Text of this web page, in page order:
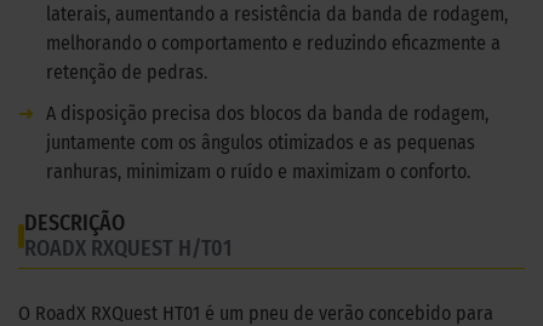
laterais, aumentando a resistência da banda de rodagem,
melhorando o comportamento e reduzindo eficazmente a
retenção de pedras.
➜ A disposição precisa dos blocos da banda de rodagem,
juntamente com os ângulos otimizados e as pequenas
ranhuras, minimizam o ruído e maximizam o conforto.
DESCRIÇÃO
ROADX RXQUEST H/T01
O RoadX RXQuest HT01 é um pneu de verão concebido para